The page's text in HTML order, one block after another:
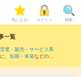
気になる! ログイン 検索
一覧
営業・販売・サービス系
、 短期 ・ 単発などの期